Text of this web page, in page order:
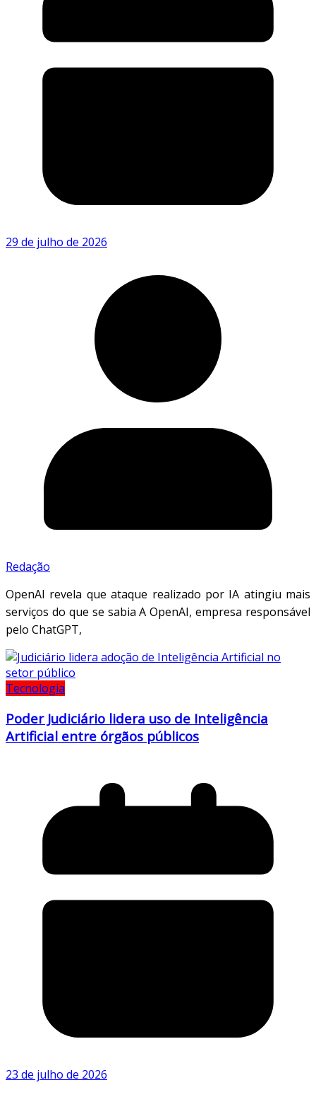
29 de julho de 2026
Redação
OpenAI revela que ataque realizado por IA atingiu mais
serviços do que se sabia A OpenAI, empresa responsável
pelo ChatGPT,
Tecnologia
Poder Judiciário lidera uso de Inteligência
Artificial entre órgãos públicos
23 de julho de 2026